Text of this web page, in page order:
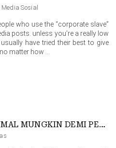
Media Sosial
who use the “corporate slave”
posts. unless you’re a really low
have tried their best to give
matter how …
BEKERJALAH SEMAKSIMAL MUNGKIN DEMI PERUSAHAANMU